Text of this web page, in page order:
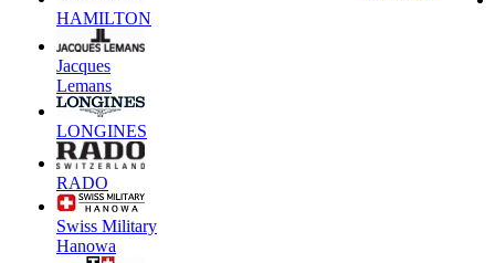
HAMILTON
Jacques
Lemans
LONGINES
RADO
Swiss Military
Hanowa